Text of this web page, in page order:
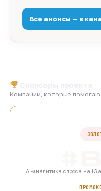
Все анонсы — в
Компании, которые
AI-аналитика спроса на